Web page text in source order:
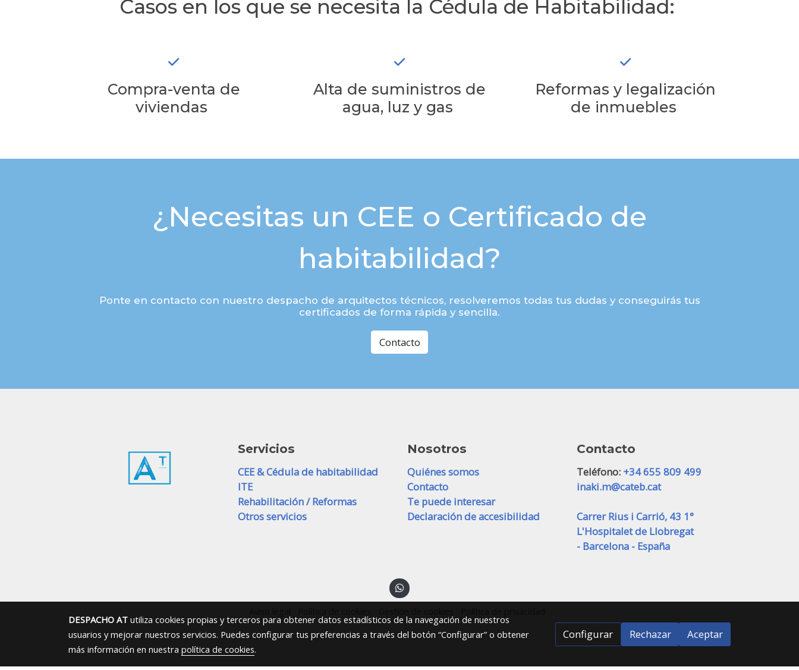
Casos en los que se necesita la Cédula de Habitabilidad:
Compra-venta de
viviendas
Alta de suministros de
agua, luz y gas
Reformas y legalización
de inmuebles
¿Necesitas un CEE o Certificado de
habitabilidad?
Ponte en contacto con nuestro despacho de arquitectos técnicos, resolveremos todas tus dudas y conseguirás tus
certificados de forma rápida y sencilla.
Contacto
Servicios
CEE & Cédula de habitabilidad
ITE
Rehabilitación / Reformas
Otros servicios
Nosotros
Quiénes somos
Contacto
Te puede interesar
Declaración de accesibilidad
Contacto
Teléfono: +34 655 809 499
inaki.m@cateb.cat
Carrer Rius i Carrió, 43 1°
L'Hospitalet de Llobregat
- Barcelona - España
DESPACHO ATutiliza cookies propias y terceros para obtener datos estadísticos de la navegación de nuestros
usuarios y mejorar nuestros servicios. Puedes configurar tus preferencias a través del botón “Configurar” o obtener
más información en nuestra política de cookies.
Configurar Rechazar Aceptar